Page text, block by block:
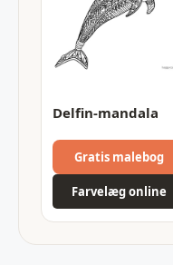
Delfin-mandala
Gratis malebog
Farvelæg online